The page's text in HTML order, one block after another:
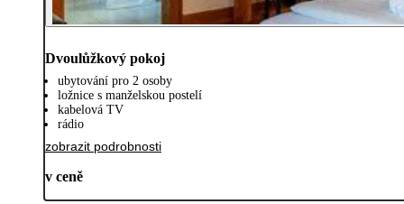
Dvoulůžkový pokoj
ubytování pro 2 osoby
ložnice s manželskou postelí
kabelová TV
rádio
zobrazit podrobnosti
v ceně